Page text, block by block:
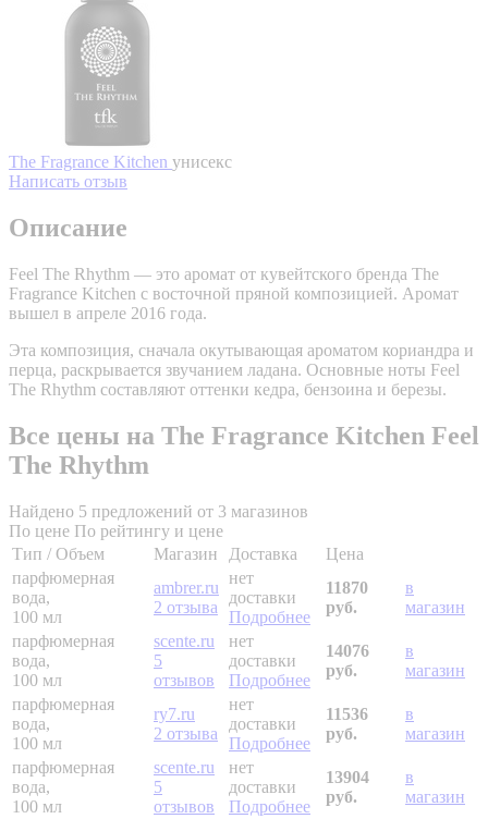
The Fragrance Kitchen унисекс
Написать отзыв
Описание
Feel The Rhythm — это аромат от кувейтского бренда The
Fragrance Kitchen с восточной пряной композицией. Аромат
вышел в апреле 2016 года.
Эта композиция, сначала окутывающая ароматом кориандра и
перца, раскрывается звучанием ладана. Основные ноты Feel
The Rhythm составляют оттенки кедра, бензоина и березы.
Все цены на The Fragrance Kitchen Feel
The Rhythm
Найдено 5 предложений от 3 магазинов
По цене По рейтингу и цене
Тип / Объем
Магазин Доставка
Цена
парфюмерная
вода,
100 мл
ambrer.ru
2 отзыва
нет
доставки
Подробнее
11870
руб.
в
магазин
парфюмерная
вода,
100 мл
scente.ru
5
отзывов
нет
доставки
Подробнее
14076
руб.
в
магазин
парфюмерная
вода,
100 мл
ry7.ru
2 отзыва
нет
доставки
Подробнее
11536
руб.
в
магазин
парфюмерная
вода,
100 мл
scente.ru
5
отзывов
нет
доставки
Подробнее
13904
руб.
в
магазин